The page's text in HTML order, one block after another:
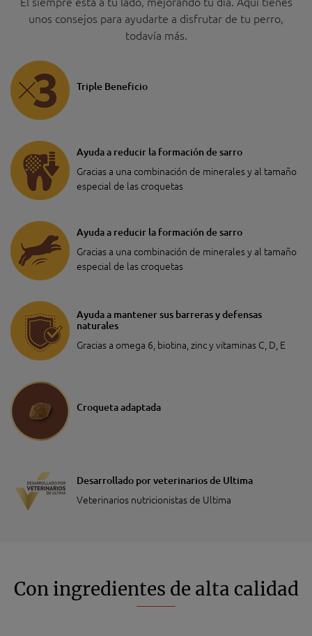
unos consejos para ayudarte a disfrutar de tu perro,
todavía más.
Triple Beneficio
Ayuda a reducir la formación de sarro
Gracias a una combinación de minerales y al tamaño
especial de las croquetas
Ayuda a reducir la formación de sarro
Gracias a una combinación de minerales y al tamaño
especial de las croquetas
Ayuda a mantener sus barreras y defensas
naturales
Gracias a omega 6, biotina, zinc y vitaminas C, D, E
Croqueta adaptada
Desarrollado por veterinarios de Ultima
Veterinarios nutricionistas de Ultima
Con ingredientes de alta calidad